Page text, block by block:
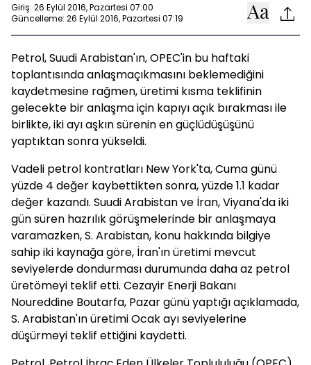
Giriş: 26 Eylül 2016, Pazartesi 07:00
Güncelleme: 26 Eylül 2016, Pazartesi 07:19
Petrol, Suudi Arabistan'ın, OPEC'in bu haftaki
toplantısında anlaşmaçıkmasını beklemediğini
kaydetmesine rağmen, üretimi kısma teklifinin
gelecekte bir anlaşma için kapıyı açık bırakması ile
birlikte, iki ayı aşkın sürenin en güçlüdüşüşünü
yaptıktan sonra yükseldi.
Vadeli petrol kontratları New York'ta, Cuma günü
yüzde 4 değer kaybettikten sonra, yüzde 1.1 kadar
değer kazandı. Suudi Arabistan ve İran, Viyana'da iki
gün süren hazrılık görüşmelerinde bir anlaşmaya
varamazken, S. Arabistan, konu hakkında bilgiye
sahip iki kaynağa göre, İran'ın üretimi mevcut
seviyelerde dondurması durumunda daha az petrol
üretömeyi teklif etti. Cezayir Enerji Bakanı
Noureddine Boutarfa, Pazar günü yaptığı açıklamada,
S. Arabistan'ın üretimi Ocak ayı seviyelerine
düşürmeyi teklif ettiğini kaydetti.